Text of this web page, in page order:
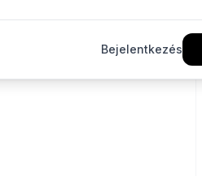
Bejelentkezés